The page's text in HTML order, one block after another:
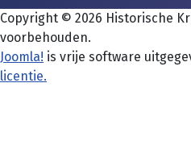
Copyright © 2026 Historische
voorbehouden.
Joomla! is vrije software
licentie.